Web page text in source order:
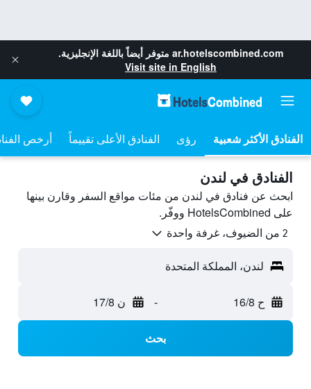
ar.hotelscombined.com متوفر أيضاً باللغة الإنجليزية.
Visit site in English
رؤى الفنادق الأعلى تقييماً أرخص
الفنادق في لندن
ابحث عن فنادق في لندن من مئات مواقع السفر وقارن بينها
على HotelsCombined ووفّر.
2 من الضيوف، غرفة واحدة
لندن، المملكة المتحدة
ح 16/8 - ن 17/8
بحث